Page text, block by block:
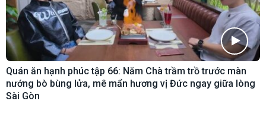
Quán ăn hạnh phúc tập 66: Năm Chà trầm trồ trước màn
nướng bò bùng lửa, mê mẩn hương vị Đức ngay giữa lòng
Sài Gòn